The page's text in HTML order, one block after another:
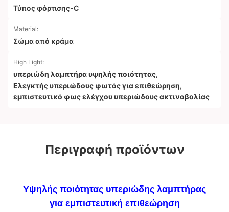
Τύπος φόρτισης-C
Material:
Σώμα από κράμα
High Light:
υπεριώδη λαμπτήρα υψηλής ποιότητας,
Ελεγκτής υπεριώδους φωτός για επιθεώρηση,
εμπιστευτικό φως ελέγχου υπεριώδους ακτινοβολίας
Περιγραφή προϊόντων
Υψηλής ποιότητας υπεριώδης λαμπτήρας
για εμπιστευτική επιθεώρηση